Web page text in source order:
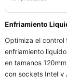
Enfriamiento
Optimiza el control
enfriamiento
en tamanos
con sockets Intel y